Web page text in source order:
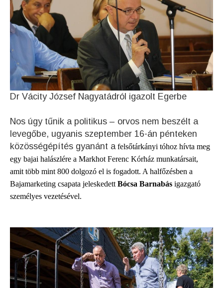
Dr Vácity József Nagyatádról igazolt Egerbe
Nos úgy tűnik a politikus – orvos nem beszélt a
levegőbe, ugyanis szeptember 16-án pénteken
közösségépítés gyanánt a felsőtárkányi tóhoz hívta meg
egy bajai halászlére a Markhot Ferenc Kórház munkatársait,
amit több mint 800 dolgozó el is fogadott. A halfőzésben a
Bajamarketing csapata jeleskedett Bócsa Barnabás igazgató
személyes vezetésével.